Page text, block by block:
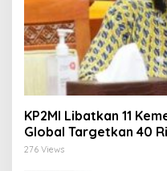
KP2MI Libatkan 11
Global Targetkan 40
276 Views